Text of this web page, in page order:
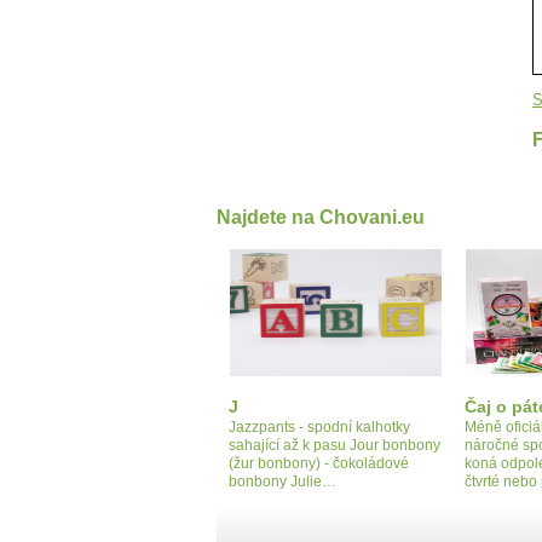
Najdete na Chovani.eu
J
Jazzpants - spodní kalhotky
sahající až k pasu Jour bonbony
(žur bonbony) - čokoládové
bonbony Julie…
Čaj o
Méně
náročné
koná
čtvrté